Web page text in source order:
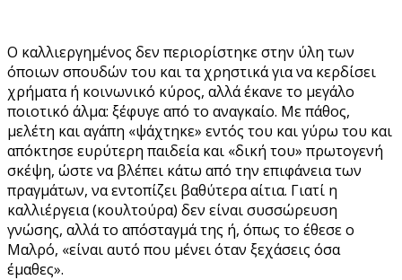
Ο καλλιεργημένος δεν περιορίστηκε στην ύλη των
όποιων σπουδών του και τα χρηστικά για να κερδίσει
χρήματα ή κοινωνικό κύρος, αλλά έκανε το μεγάλο
ποιοτικό άλμα: ξέφυγε από το αναγκαίο. Με πάθος,
μελέτη και αγάπη «ψάχτηκε» εντός του και γύρω του και
απόκτησε ευρύτερη παιδεία και «δική του» πρωτογενή
σκέψη, ώστε να βλέπει κάτω από την επιφάνεια των
πραγμάτων, να εντοπίζει βαθύτερα αίτια. Γιατί η
καλλιέργεια (κουλτούρα) δεν είναι συσσώρευση
γνώσης, αλλά το απόσταγμά της ή, όπως το έθεσε ο
Μαλρό, «είναι αυτό που μένει όταν ξεχάσεις όσα
έμαθες».